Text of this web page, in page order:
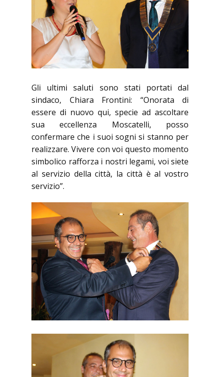
Gli ultimi saluti sono stati portati dal
sindaco, Chiara Frontini: “Onorata di
essere di nuovo qui, specie ad ascoltare
sua eccellenza Moscatelli, posso
confermare che i suoi sogni si stanno per
realizzare. Vivere con voi questo momento
simbolico rafforza i nostri legami, voi siete
al servizio della città, la città è al vostro
servizio”.